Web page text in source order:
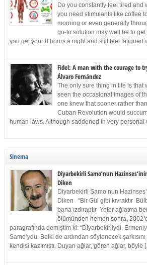
Do you constantly feel tired and
you need stimulants like coffee
morning or even generally
go-to solution may well be to
you get your 8 hours a night and still feel fatigued
Fidel: A man with the courage to
Álvaro Fernández
The only sure thing in life is that
seen the occasional images of
one knew that sooner rather
Cuban Revolution would
human laws. Although saddened in very
Sinema
Diyarbekirli Samo’nun
Diken
Diyarbekirli Samo’nun
Diken “Bir Gül gibi kıvraktır
bana ızdıraptır Yeter ağlatma
ölümünden hemen sonra,
paragrafında demiştim ki: “Diyarbekirliydi,
Samo’ydu. Belki de ardından söylenecek
kendisi kazımıştı. Duyan ağlar, gören ağlar, böyle